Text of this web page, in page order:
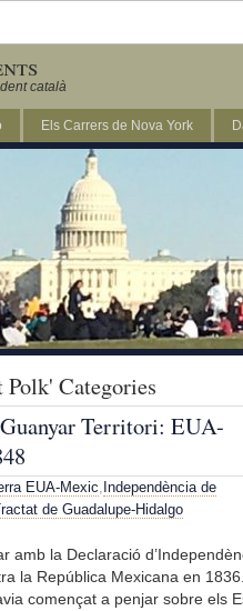
català
Els Carrers de Nova York
Categories
Territori: EUA-
EUA-Mexic, Independència de
de Guadalupe-Hidalgo
amb la Declaració
la República Mexicana en
començat a penjar sobre els